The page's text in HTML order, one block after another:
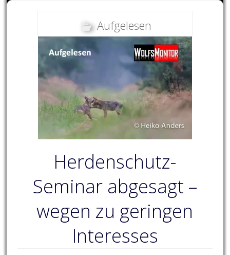
Aufgelesen
Herdenschutz-
Seminar abgesagt –
wegen zu geringen
Interesses